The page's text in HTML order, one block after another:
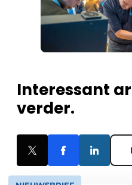
Interessant
verder.